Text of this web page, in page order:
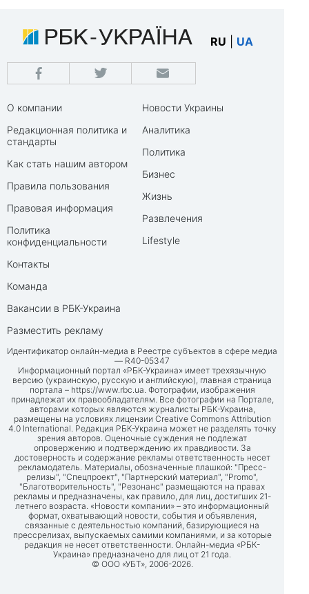
RU UA
О компании
Редакционная политика и
стандарты
Как стать нашим автором
Правила пользования
Правовая информация
Политика
конфиденциальности
Контакты
Команда
Вакансии в РБК-Украина
Разместить рекламу
Новости Украины
Аналитика
Политика
Бизнес
Жизнь
Развлечения
Lifestyle
Идентификатор онлайн-медиа в Реестре субъектов в сфере медиа
— R40-05347
Информационный портал «РБК-Украина» имеет трехязычную
версию (украинскую, русскую и английскую), главная страница
портала – https://www.rbc.ua. Фотографии, изображения
принадлежат их правообладателям. Все фотографии на Портале,
авторами которых являются журналисты РБК-Украина,
размещены на условиях лицензии Creative Commons Attribution
4.0 International. Редакция РБК-Украина может не разделять точку
зрения авторов. Оценочные суждения не подлежат
опровержению и подтверждению их правдивости. За
достоверность и содержание рекламы ответственность несет
рекламодатель. Материалы, обозначенные плашкой: "Пресс-
релизы", "Спецпроект", "Партнерский материал", "Promo",
"Благотворительность", "Резонанс" размещаются на правах
рекламы и предназначены, как правило, для лиц, достигших 21-
летнего возраста. «Новости компании» – это информационный
формат, охватывающий новости, события и объявления,
связанные с деятельностью компаний, базирующиеся на
прессрелизах, выпускаемых самими компаниями, и за которые
редакция не несет ответственности. Онлайн-медиа «РБК-
Украина» предназначено для лиц от 21 года.
© ООО «УБТ», 2006-2026.